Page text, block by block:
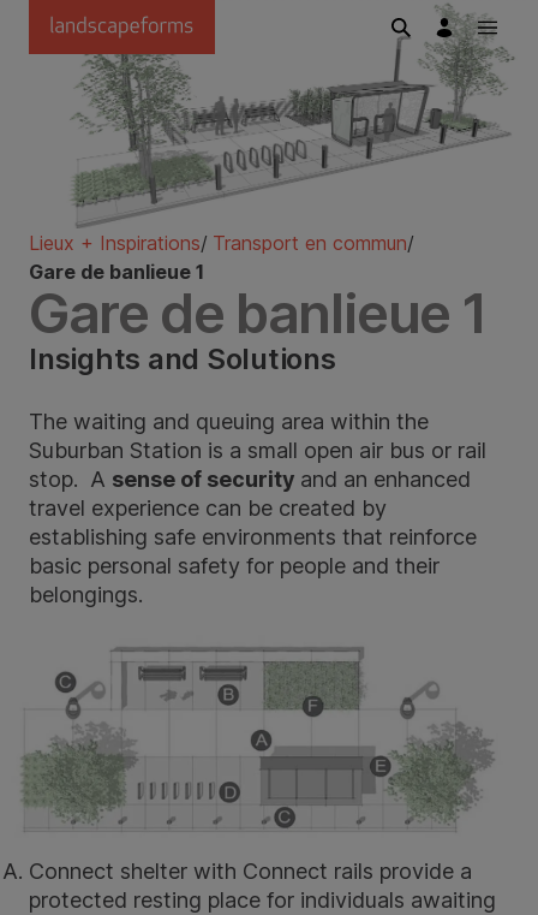
Passer au contenu principal
Lieux + Inspirations/ Transport en commun/
Gare de banlieue 1
Gare de banlieue 1
Insights and Solutions
The waiting and queuing area within the
Suburban Station is a small open air bus or rail
stop. A sense of security and an enhanced
travel experience can be created by
establishing safe environments that reinforce
basic personal safety for people and their
belongings.
Connect shelter with Connect rails provide a
protected resting place for individuals awaiting